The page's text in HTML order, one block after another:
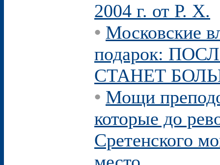
2004 г. от Р. Х.
• Московские
подарок:
СТАНЕТ
• Мощи
которые до
Сретенского